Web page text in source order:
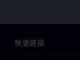
快速链接